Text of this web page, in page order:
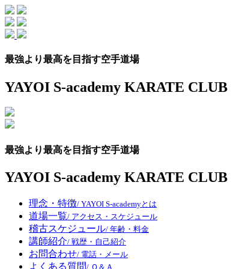
Skip
to
the
content
最強より最高を目指す空手道場
YAYOI S-academy KARATE CLUB
最強より最高を目指す空手道場
YAYOI S-academy KARATE CLUB
理念・特徴/ YAYOI S-academyとは
道場一覧/ アクセス・スケジュール
稽古スケジュール/ 年齢・料金
講師紹介/ 戦歴・自己紹介
お問合わせ/ 電話・メール
よくある質問/ Ｑ＆Ａ